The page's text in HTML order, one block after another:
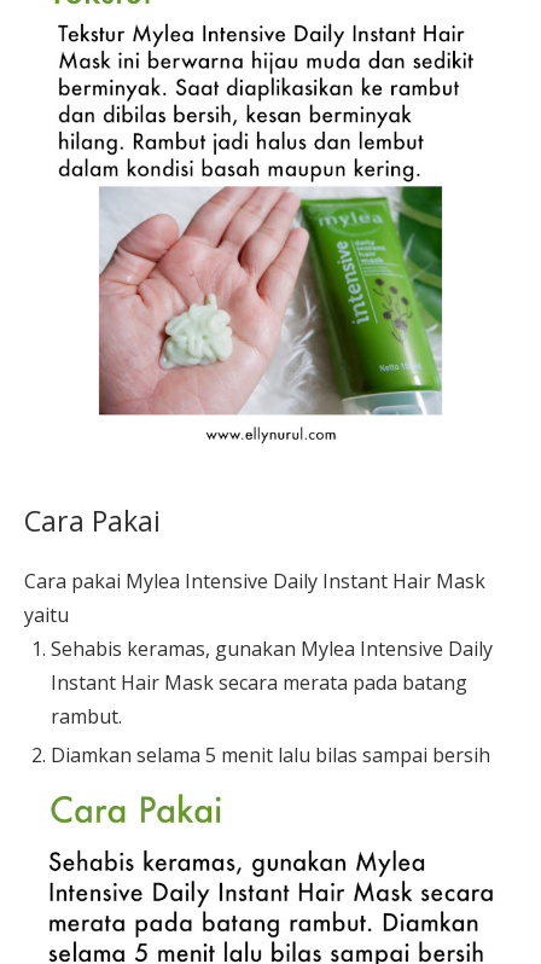
Cara Pakai
Cara pakai Mylea Intensive Daily Instant Hair Mask
yaitu
Sehabis keramas, gunakan Mylea Intensive Daily
Instant Hair Mask secara merata pada batang
rambut.
Diamkan selama 5 menit lalu bilas sampai bersih